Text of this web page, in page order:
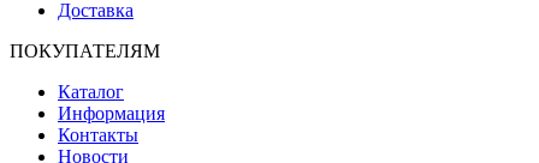
Доставка
ПОКУПАТЕЛЯМ
Каталог
Информация
Контакты
Новости